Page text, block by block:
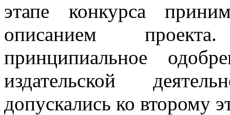
этапе конкурса
описанием
принципиальное
издательской
допускались ко второму